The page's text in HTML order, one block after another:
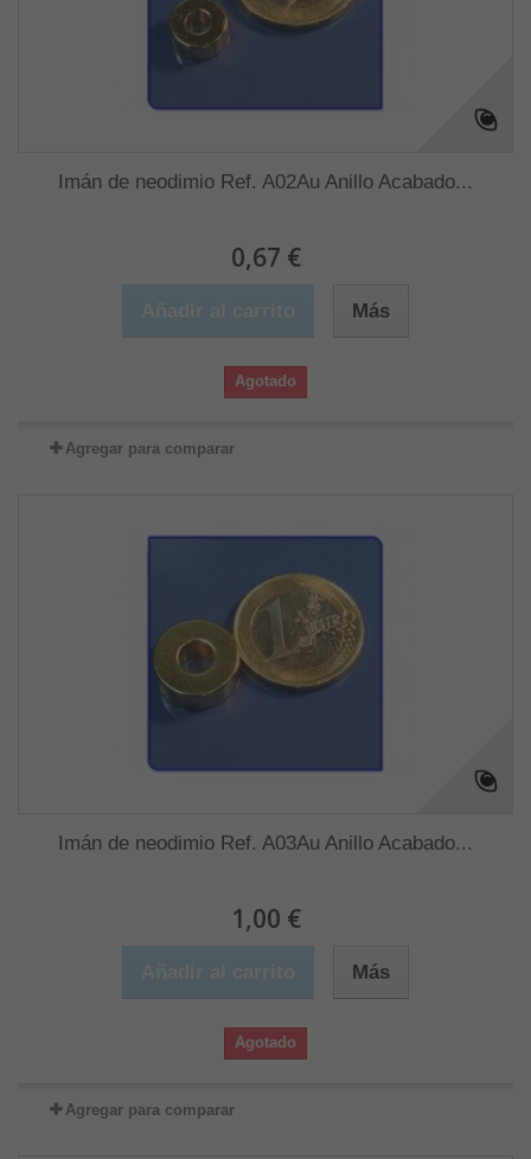
Imán de neodimio Ref. A02Au Anillo Acabado...
0,67 €
Más
Agotado
Agregar para comparar
Imán de neodimio Ref. A03Au Anillo Acabado...
1,00 €
Más
Agotado
Agregar para comparar